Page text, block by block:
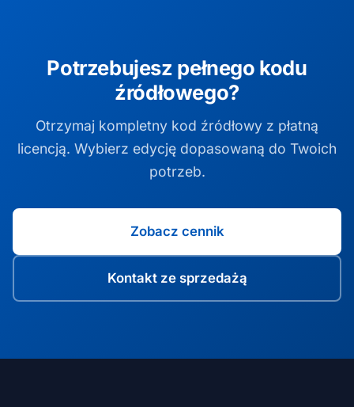
Potrzebujesz pełnego kodu
źródłowego?
Otrzymaj kompletny kod źródłowy z płatną
licencją. Wybierz edycję dopasowaną do Twoich
potrzeb.
Zobacz cennik
Kontakt ze sprzedażą